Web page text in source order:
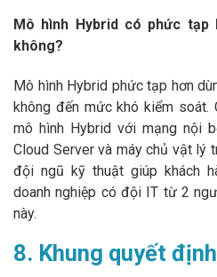
Mô hình Hybrid có phức
không?
Mô hình Hybrid phức tạp hơn
không đến mức khó kiểm soát.
mô hình Hybrid với mạng nội
Cloud Server và máy chủ vật lý
đội ngũ kỹ thuật giúp khách
doanh nghiệp có đội IT từ 2
này.
8. Khung quyết